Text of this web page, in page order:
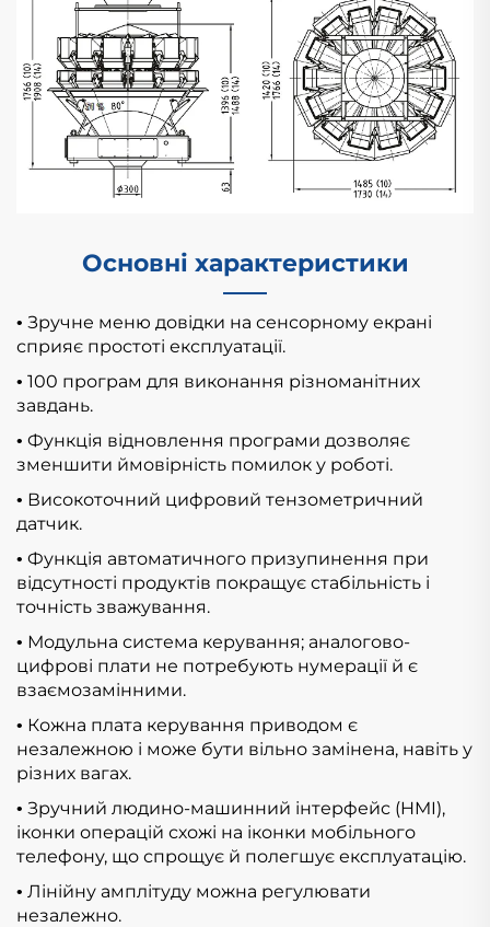
Основні характеристики
• Зручне меню довідки на сенсорному екрані
сприяє простоті експлуатації.
• 100 програм для виконання різноманітних
завдань.
• Функція відновлення програми дозволяє
зменшити ймовірність помилок у роботі.
• Високоточний цифровий тензометричний
датчик.
• Функція автоматичного призупинення при
відсутності продуктів покращує стабільність і
точність зважування.
• Модульна система керування; аналогово-
цифрові плати не потребують нумерації й є
взаємозамінними.
• Кожна плата керування приводом є
незалежною і може бути вільно замінена, навіть у
різних вагах.
• Зручний людино-машинний інтерфейс (HMI),
іконки операцій схожі на іконки мобільного
телефону, що спрощує й полегшує експлуатацію.
• Лінійну амплітуду можна регулювати
незалежно.